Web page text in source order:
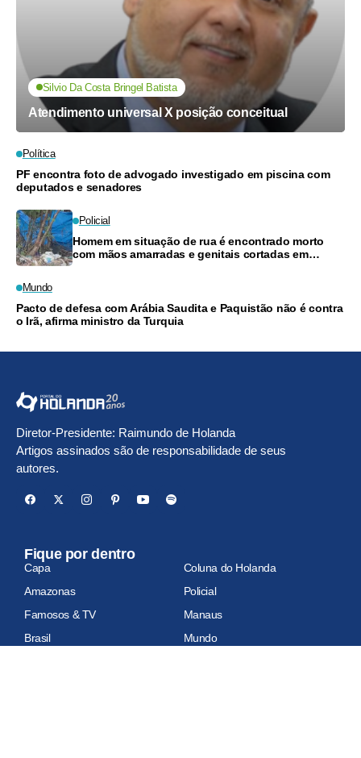
Silvio Da Costa Bringel Batista
Atendimento universal X posição conceitual
Política
PF encontra foto de advogado investigado em piscina com
deputados e senadores
Policial
Homem em situação de rua é encontrado morto
com mãos amarradas e genitais cortadas em
Mundo
Pacto de defesa com Arábia Saudita e Paquistão não é contra
o Irã, afirma ministro da Turquia
Diretor-Presidente: Raimundo de Holanda
Artigos assinados são de responsabilidade de seus
autores.
Fique por dentro
Capa
Coluna do Holanda
Amazonas
Policial
Famosos & TV
Manaus
Brasil
Mundo